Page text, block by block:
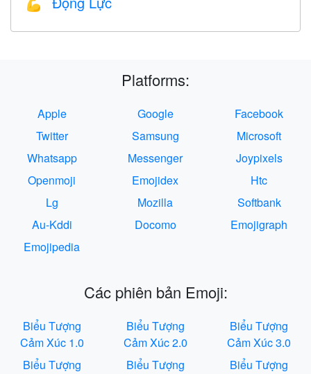
💪
Platforms:
Apple Google
Facebook
Twitter
Samsung
Microsoft
Whatsapp
Messenger
Joypixels
Openmoji
Emojidex
Htc
Lg
Mozilla
Softbank
Au-Kddi
Docomo
Emojigraph
Emojipedia
Các phiên bản Emoji:
Biểu Tượng
Cảm Xúc 1.0
Biểu Tượng
Cảm Xúc 2.0
Biểu Tượng
Cảm Xúc 3.0
Biểu Tượng
Biểu Tượng
Biểu Tượng